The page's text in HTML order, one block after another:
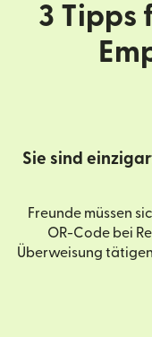
3 Tipps
Sie sind
Freunde müssen
OR-Code bei
Überweisung